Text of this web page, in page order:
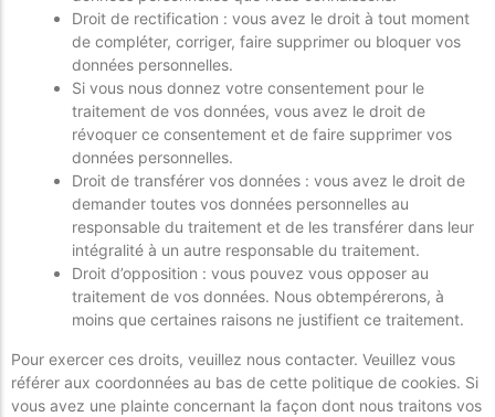
Droit de rectification : vous avez le droit à tout moment
de compléter, corriger, faire supprimer ou bloquer vos
données personnelles.
Si vous nous donnez votre consentement pour le
traitement de vos données, vous avez le droit de
révoquer ce consentement et de faire supprimer vos
données personnelles.
Droit de transférer vos données : vous avez le droit de
demander toutes vos données personnelles au
responsable du traitement et de les transférer dans leur
intégralité à un autre responsable du traitement.
Droit d’opposition : vous pouvez vous opposer au
traitement de vos données. Nous obtempérerons, à
moins que certaines raisons ne justifient ce traitement.
Pour exercer ces droits, veuillez nous contacter. Veuillez vous
référer aux coordonnées au bas de cette politique de cookies. Si
vous avez une plainte concernant la façon dont nous traitons vos